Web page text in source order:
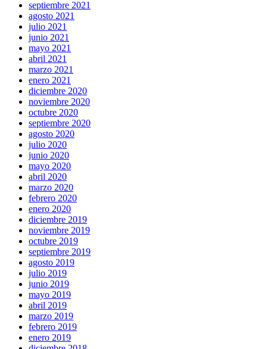
septiembre 2021
agosto 2021
julio 2021
junio 2021
mayo 2021
abril 2021
marzo 2021
enero 2021
diciembre 2020
noviembre 2020
octubre 2020
septiembre 2020
agosto 2020
julio 2020
junio 2020
mayo 2020
abril 2020
marzo 2020
febrero 2020
enero 2020
diciembre 2019
noviembre 2019
octubre 2019
septiembre 2019
agosto 2019
julio 2019
junio 2019
mayo 2019
abril 2019
marzo 2019
febrero 2019
enero 2019